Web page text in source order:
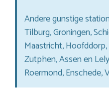
Andere gunstige
Tilburg, Groningen,
Maastricht,
Zutphen, Assen en
Roermond, Enschede,